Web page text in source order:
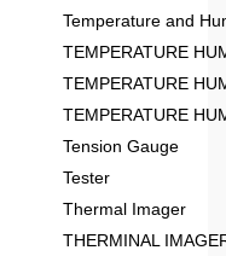
Temperature and
TEMPERATURE
TEMPERATURE
TEMPERATURE
Tension Gauge
Tester
Thermal Imager
THERMINAL